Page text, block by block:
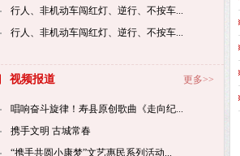
行人、非机动车闯红灯、逆行、不按车...
行人、非机动车闯红灯、逆行、不按车...
更多>>
视频报道
唱响奋斗旋律！寿县原创歌曲《走向纪...
携手文明 古城常春
“携手共圆小康梦”文艺惠民系列活动...